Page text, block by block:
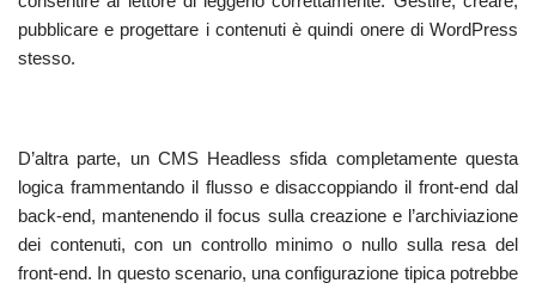
pubblicare e progettare i contenuti è quindi onere di WordPress
stesso.
D’altra parte, un CMS Headless sfida completamente questa
logica frammentando il flusso e disaccoppiando il front-end dal
back-end, mantenendo il focus sulla creazione e l’archiviazione
dei contenuti, con un controllo minimo o nullo sulla resa del
front-end. In questo scenario, una configurazione tipica potrebbe